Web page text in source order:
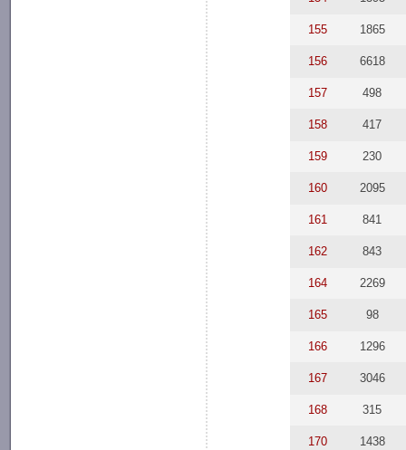
155 1865
156 6618
157 498
158 417
159 230
160 2095
161 841
162 843
164 2269
165 98
166 1296
167 3046
168 315
170 1438